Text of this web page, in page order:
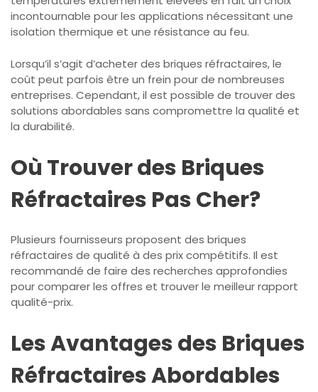
incontournable pour les applications nécessitant une
isolation thermique et une résistance au feu.
Lorsqu’il s’agit d’acheter des briques réfractaires, le
coût peut parfois être un frein pour de nombreuses
entreprises. Cependant, il est possible de trouver des
solutions abordables sans compromettre la qualité et
la durabilité.
Où Trouver des Briques
Réfractaires Pas Cher?
Plusieurs fournisseurs proposent des briques
réfractaires de qualité à des prix compétitifs. Il est
recommandé de faire des recherches approfondies
pour comparer les offres et trouver le meilleur rapport
qualité-prix.
Les Avantages des Briques
Réfractaires Abordables